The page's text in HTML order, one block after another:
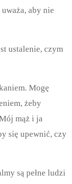
ża, aby nie
ustalenie, czym
Mogę
żeby
ój mąż i ja
się upewnić, czy
są pełne ludzi